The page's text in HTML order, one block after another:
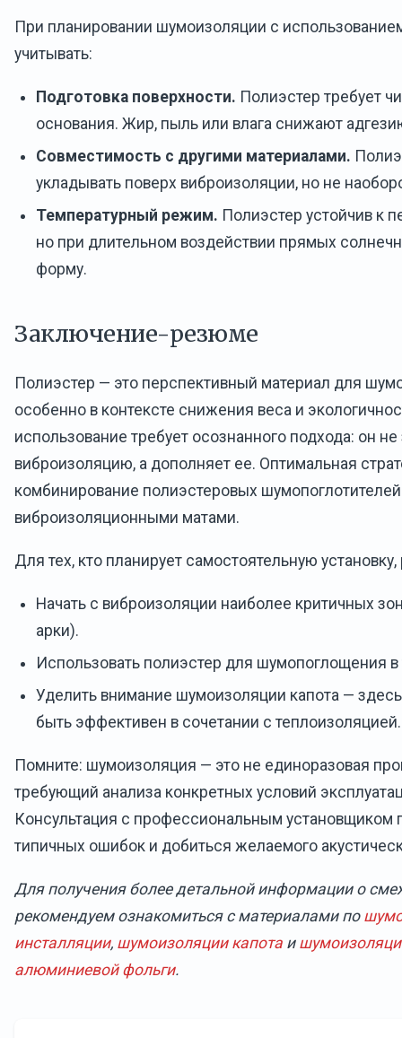
При планировании шумоизоляции с
учитывать:
Подготовка поверхности. Полиэстер требует
основания. Жир, пыль или влага снижают
Совместимость с другими материалами.
укладывать поверх виброизоляции, но не
Температурный режим. Полиэстер устойчив к
но при длительном воздействии прямых
форму.
Заключение-резюме
Полиэстер — это перспективный материал для
особенно в контексте снижения веса и
использование требует осознанного подхода: он
виброизоляцию, а дополняет ее. Оптимальная
комбинирование полиэстеровых
виброизоляционными матами.
Для тех, кто планирует самостоятельную
Начать с виброизоляции наиболее критичных
арки).
Использовать полиэстер для шумопоглощения в
Уделить внимание шумоизоляции капота —
быть эффективен в сочетании с теплоизоляцией.
Помните: шумоизоляция — это не единоразовая
требующий анализа конкретных условий
Консультация с профессиональным установщиком
типичных ошибок и добиться желаемого
Для получения более детальной информации о
рекомендуем ознакомиться с материалами по
инсталляции, шумоизоляции капота и
алюминиевой фольги.